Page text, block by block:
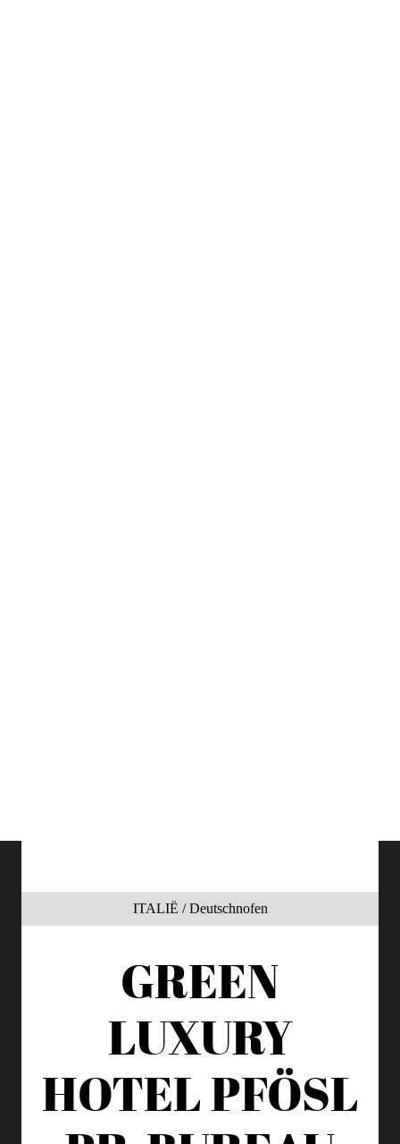
ITALIË / Deutschnofen
GREEN
LUXURY
HOTEL PFÖSL